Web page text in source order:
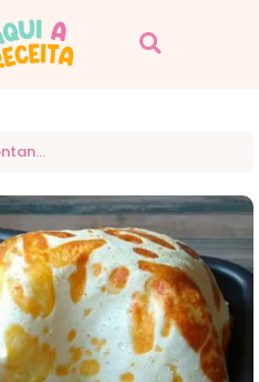
Biscoito Montanha Russa